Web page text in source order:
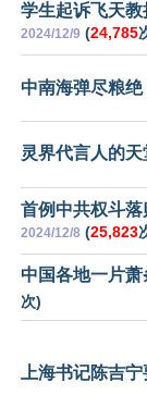
学生起诉飞天
2024/12/9 (24,785
中南海弹尽粮
灵界代言人的天
首例中共权斗
2024/12/8 (25,823
中国各地一片
次)
上海书记陈吉